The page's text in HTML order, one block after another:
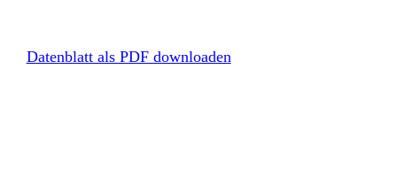
Datenblatt als PDF downloaden